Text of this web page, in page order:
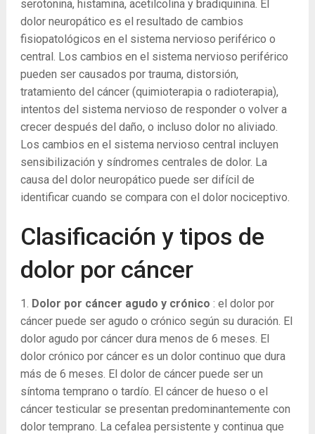
serotonina, histamina, acetilcolina y bradiquinina. El
dolor neuropático es el resultado de cambios
fisiopatológicos en el sistema nervioso periférico o
central. Los cambios en el sistema nervioso periférico
pueden ser causados ​​por trauma, distorsión,
tratamiento del cáncer (quimioterapia o radioterapia),
intentos del sistema nervioso de responder o volver a
crecer después del daño, o incluso dolor no aliviado.
Los cambios en el sistema nervioso central incluyen
sensibilización y síndromes centrales de dolor. La
causa del dolor neuropático puede ser difícil de
identificar cuando se compara con el dolor nociceptivo.
Clasificación y tipos de
dolor por cáncer
1. Dolor por cáncer agudo y crónico : el dolor por
cáncer puede ser agudo o crónico según su duración. El
dolor agudo por cáncer dura menos de 6 meses. El
dolor crónico por cáncer es un dolor continuo que dura
más de 6 meses. El dolor de cáncer puede ser un
síntoma temprano o tardío. El cáncer de hueso o el
cáncer testicular se presentan predominantemente con
dolor temprano. La cefalea persistente y continua que